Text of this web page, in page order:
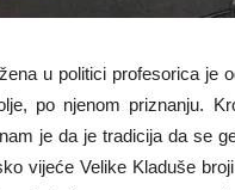
u politici profesorica je
po njenom priznanju.
je da je tradicija da se
vijeće Velike Kladuše